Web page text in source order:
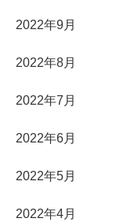
2022年9月
2022年8月
2022年7月
2022年6月
2022年5月
2022年4月